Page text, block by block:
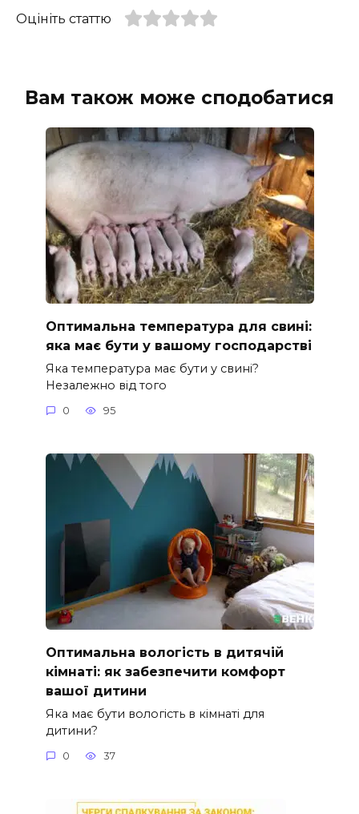
Оцініть статтю
Вам також може сподобатися
Оптимальна температура для свині:
яка має бути у вашому господарстві
Яка температура має бути у свині?
Незалежно від того
0 95
Оптимальна вологість в дитячій
кімнаті: як забезпечити комфорт
вашої дитини
Яка має бути вологість в кімнаті для
дитини?
0 37